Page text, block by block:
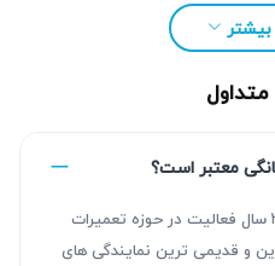
معتبر است؟
بله. آریابهکار با سابقه بیش از ۳۰ سال فعالیت در حوزه تعمیرات
و قدیمی ترین نمایندگی های